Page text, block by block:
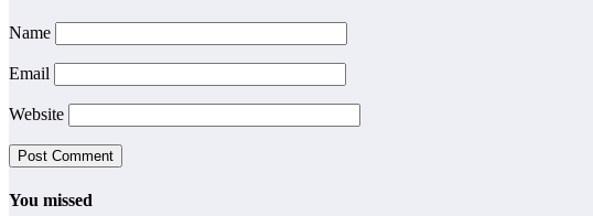
Name
Email
Website
You missed